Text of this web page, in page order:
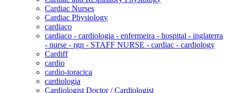
Cardiac Nurses
Cardiac Physiology
cardiaco
cardiaco - cardiologia - enfermeira - hospital - inglaterra
- nurse - rgn - STAFF NURSE - cardiac - cardiology
Cardiff
cardio
cardio-toracica
cardiologia
Cardiologist Doctor / Cardiologist